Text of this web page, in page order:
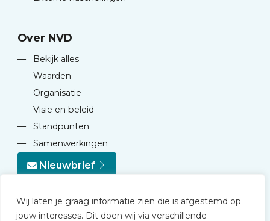
Wij laten je graag informatie zien die is afgestemd op
jouw interesses. Dit doen wij via verschillende
Over NVD
—
Bekijk alles
—
Waarden
—
Organisatie
—
Visie en beleid
—
Standpunten
—
Samenwerkingen
Nieuwbrief